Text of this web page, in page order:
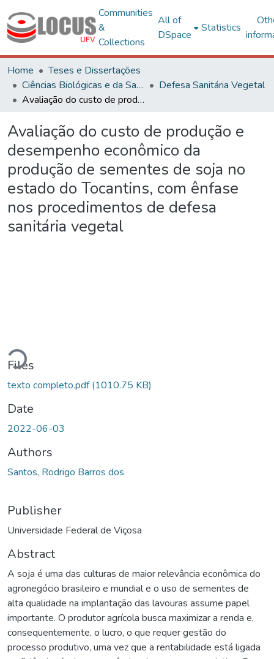
Communities
&
Collections
All of
DSpace
Statistics
Home
Teses e Dissertações
Ciências Biológicas e da Saúde
Defesa Sanitária Vegetal
Avaliação do custo de produção e desempenho econômico da produção de sementes de soja no estado do Tocantins, com ênfase nos procedimentos de defesa sanitária vegetal
Avaliação do custo de produção e
desempenho econômico da
produção de sementes de soja no
estado do Tocantins, com ênfase
nos procedimentos de defesa
sanitária vegetal
Loading...
Files
texto completo.pdf(1010.75 KB)
Date
2022-06-03
Authors
Santos, Rodrigo Barros dos
Publisher
Universidade Federal de Viçosa
Abstract
A soja é uma das culturas de maior relevância econômica do
agronegócio brasileiro e mundial e o uso de sementes de
alta qualidade na implantação das lavouras assume papel
importante. O produtor agrícola busca maximizar a renda e,
consequentemente, o lucro, o que requer gestão do
processo produtivo, uma vez que a rentabilidade está ligada